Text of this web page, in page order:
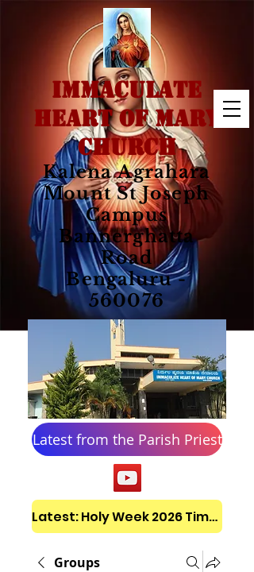
IMMACULATE
HEART OF MARY
CHURCH
Kalena Agrahara
Mount St Joseph
Campus
Bannerghatta
Road
Bengaluru -
560076
Latest from the Parish Priest
Latest: Holy Week 2026 Timetable
Groups